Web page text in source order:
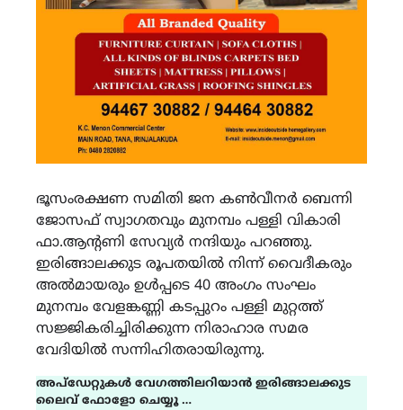
ഭൂസംരക്ഷണ സമിതി ജന കൺവീനർ ബെന്നി
ജോസഫ് സ്വാഗതവും മുനമ്പം പള്ളി വികാരി
ഫാ.ആന്റണി സേവ്യർ നന്ദിയും പറഞ്ഞു.
ഇരിങ്ങാലക്കുട രൂപതയിൽ നിന്ന് വൈദീകരും
അൽമായരും ഉൾപ്പടെ 40 അംഗം സംഘം
മുനമ്പം വേളങ്കണ്ണി കടപ്പുറം പള്ളി മുറ്റത്ത്
സജ്ജികരിച്ചിരിക്കുന്ന നിരാഹാര സമര
വേദിയിൽ സന്നിഹിതരായിരുന്നു.
അപ്ഡേറ്റുകൾ വേഗത്തിലറിയാൻ ഇരിങ്ങാലക്കുട
ലൈവ് ഫോളോ ചെയ്യൂ …